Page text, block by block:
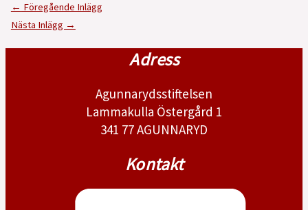
← Föregående Inlägg
Nästa Inlägg →
Adress
Agunnarydsstiftelsen
Lammakulla Östergård 1
341 77 AGUNNARYD
Kontakt